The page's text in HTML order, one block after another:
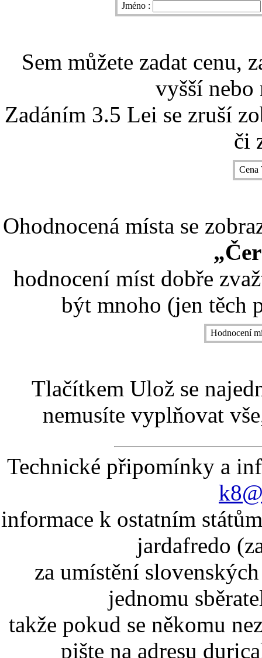
Jméno :
Sem můžete zadat cenu,
vyšší nebo
Zadáním 3.5 Lei se zruší
či
Ohodnocená místa se
hodnocení míst dobře
být mnoho (jen těch
Hodnocení
Tlačítkem Ulož se
nemusíte vyplňovat
Technické připomínky a
informace k ostatním
jardafredo
za umístění
jednomu
takže pokud se někomu
pište na adresu